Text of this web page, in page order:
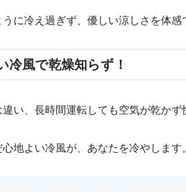
に冷え過ぎず、優しい涼しさを体感
冷風で乾燥知らず！
い、長時間運転しても空気が乾かず
地よい冷風が、あなたを冷やします。